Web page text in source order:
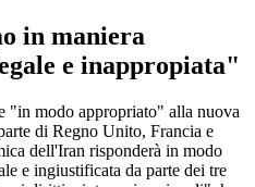
in maniera
e inappropiata"
"in modo appropriato" alla nuova
di Regno Unito, Francia e
dell'Iran risponderà in modo
e ingiustificata da parte dei tre